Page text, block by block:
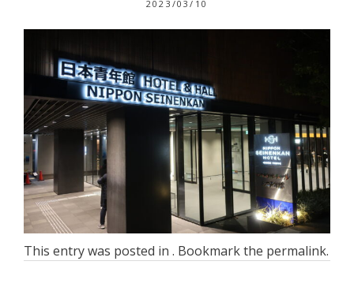
2023/03/10
This entry was posted in . Bookmark the permalink.